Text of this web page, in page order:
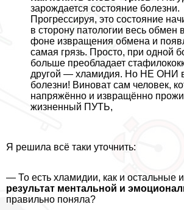
зарождается состояние болезни.
Прогрессируя, это состояние
в сторону патологии весь обмен
фоне извpaщeния обмена и
самая грязь. Просто, при одной
больше преобладает
другой — xлaмидия. Но НЕ ОНИ
болезни! Виноват сам человек,
напряжённо и извращённо
жизненный ПУТЬ,
Я решила всё таки уточнить:
— То есть xлaмидии, как и остальные
результат ментальной и
правильно поняла?